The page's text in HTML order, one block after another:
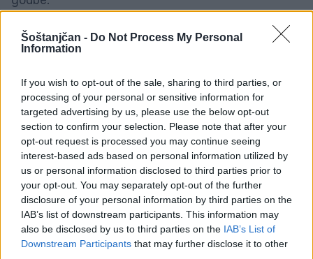
Šoštanjčan - Do Not Process My Personal
Information
If you wish to opt-out of the sale, sharing to third parties, or
processing of your personal or sensitive information for
targeted advertising by us, please use the below opt-out
section to confirm your selection. Please note that after your
opt-out request is processed you may continue seeing
interest-based ads based on personal information utilized by
us or personal information disclosed to third parties prior to
your opt-out. You may separately opt-out of the further
disclosure of your personal information by third parties on the
IAB’s list of downstream participants. This information may
also be disclosed by us to third parties on the IAB’s List of
Downstream Participants that may further disclose it to other
1 / 10
DRUŽBA
SORODNE NOVICE